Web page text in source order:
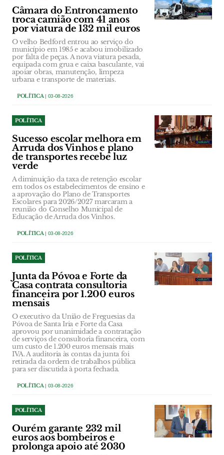
Câmara do Entroncamento
troca camião com 41 anos
por viatura de 132 mil euros
O velho Bedford entrou ao serviço do
município em 1985 e acabou imobilizado
por falta de peças. A nova viatura pesada,
equipada com grua e caixa basculante, vai
apoiar obras, manutenção, limpeza
urbana e transporte de materiais.
POLÍTICA| 03-08-2026
POLÍTICA
Sucesso escolar melhora em
Arruda dos Vinhos e plano
de transportes recebe luz
verde
A diminuição da taxa de retenção escolar
em todos os estabelecimentos de ensino e
a aprovação do Plano de Transportes
Escolares para 2026/2027 marcaram a
reunião do Conselho Municipal de
Educação de Arruda dos Vinhos.
POLÍTICA| 03-08-2026
POLÍTICA
Junta da Póvoa e Forte da
Casa contrata consultoria
financeira por 1.200 euros
mensais
O executivo da União de Freguesias da
Póvoa de Santa Iria e Forte da Casa
aprovou por unanimidade a contratação
de serviços de consultoria financeira, com
um custo de 1.200 euros mensais mais
IVA. A auditoria às contas da junta foi
retirada da ordem de trabalhos pública
para ser discutida à porta fechada.
POLÍTICA| 03-08-2026
POLÍTICA
Ourém garante 232 mil
euros aos bombeiros e
prolonga apoio até 2030